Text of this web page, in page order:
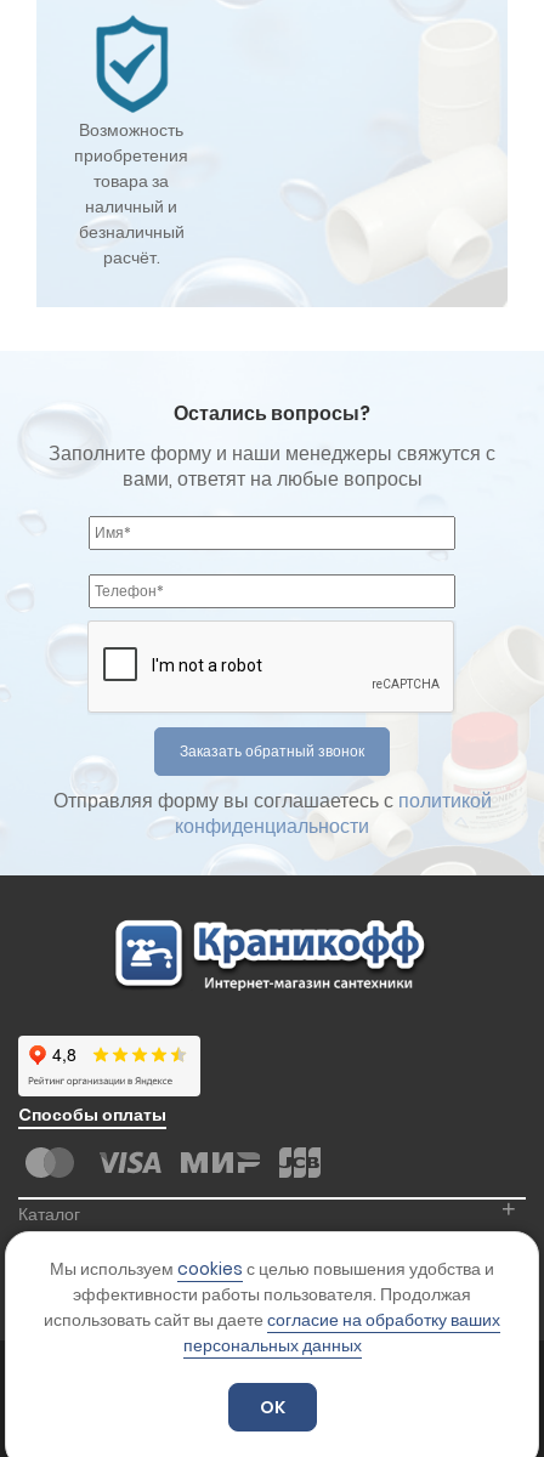
Возможность
приобретения
товара за
наличный и
безналичный
расчёт.
Остались вопросы?
Заполните форму и наши менеджеры свяжутся с
вами, ответят на любые вопросы
Отправляя форму вы соглашаетесь с политикой
конфиденциальности
Cпособы оплаты
Каталог +
Контакты
. Все права защищены.
Цены на сайте указаны для ознакомления и не являются офертой.
Мы используем cookies с целью повышения удобства и
эффективности работы пользователя. Продолжая
использовать сайт вы даете согласие на обработку ваших
персональных данных
OK